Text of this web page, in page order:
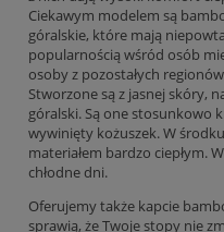
Ciekawym modelem są
góralskie, które mają
popularnością wśród osób
osoby z pozostałych
Stworzone są z jasnej skóry,
góralski. Są one stosunkowo
wywinięty kożuszek. W
materiałem bardzo ciepłym.
chłodne dni.
Oferujemy także kapcie
sprawią, że Twoje stopy nie